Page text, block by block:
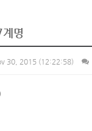
명
30, 2015 (12:22:58)